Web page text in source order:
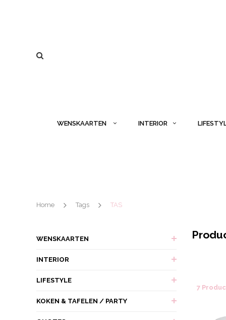
WENSKAARTEN INTERIOR
Home Tags TAS
WENSKAARTEN
INTERIOR
LIFESTYLE
KOKEN & TAFELEN / PARTY
7